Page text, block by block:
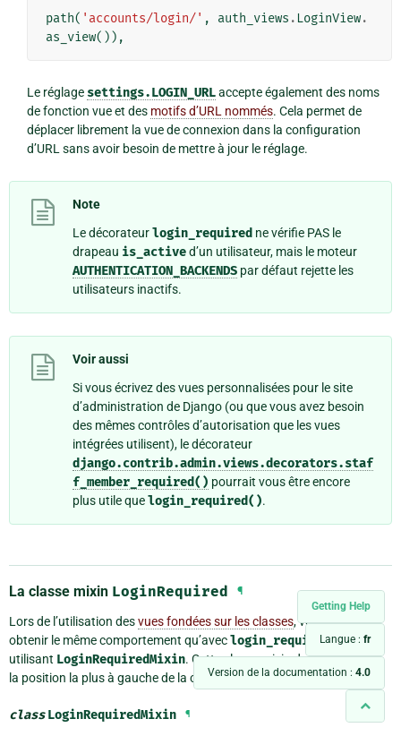
Getting Help
Langue : fr
Version de la documentation : 4.0
path( 'accounts/login/' , auth_views . LoginView.
as_view()),
Le réglage settings.LOGIN_URLaccepte également des noms
de fonction vue et des motifs d’URL nommés. Cela permet de
déplacer librement la vue de connexion dans la configuration
d’URL sans avoir besoin de mettre à jour le réglage.
Note
Le décorateurlogin_required ne vérifie PAS le
drapeau is_actived’un utilisateur, mais le moteur
AUTHENTICATION_BACKENDS par défaut rejette les
utilisateurs inactifs.
Voir aussi
Si vous écrivez des vues personnalisées pour le site
d’administration de Django (ou que vous avez besoin
des mêmes contrôles d’autorisation que les vues
intégrées utilisent), le décorateur
django.contrib.admin.views.decorators.staf
f_member_required() pourrait vous être encore
plus utile quelogin_required().
La classe mixin LoginRequired ¶
Lors de l’utilisation desvues fondées sur les classes, vous pouvez
obtenir le même comportement qu’aveclogin_requireden
utilisant LoginRequiredMixin. Cette classe mixin doit se trouver à
la position la plus à gauche de la chaîne d’héritage.
class LoginRequiredMixin ¶